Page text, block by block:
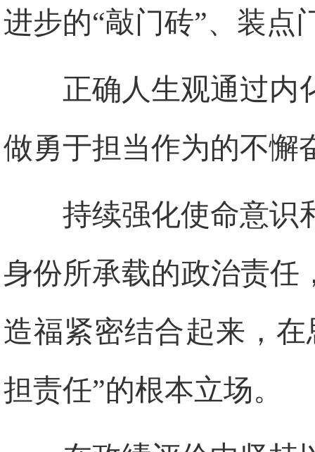
进步的“敲门砖”、装点
正确人生观通过内
做勇于担当作为的不懈
持续强化使命意识
身份所承载的政治责任
造福紧密结合起来，
担责任”的根本立场。